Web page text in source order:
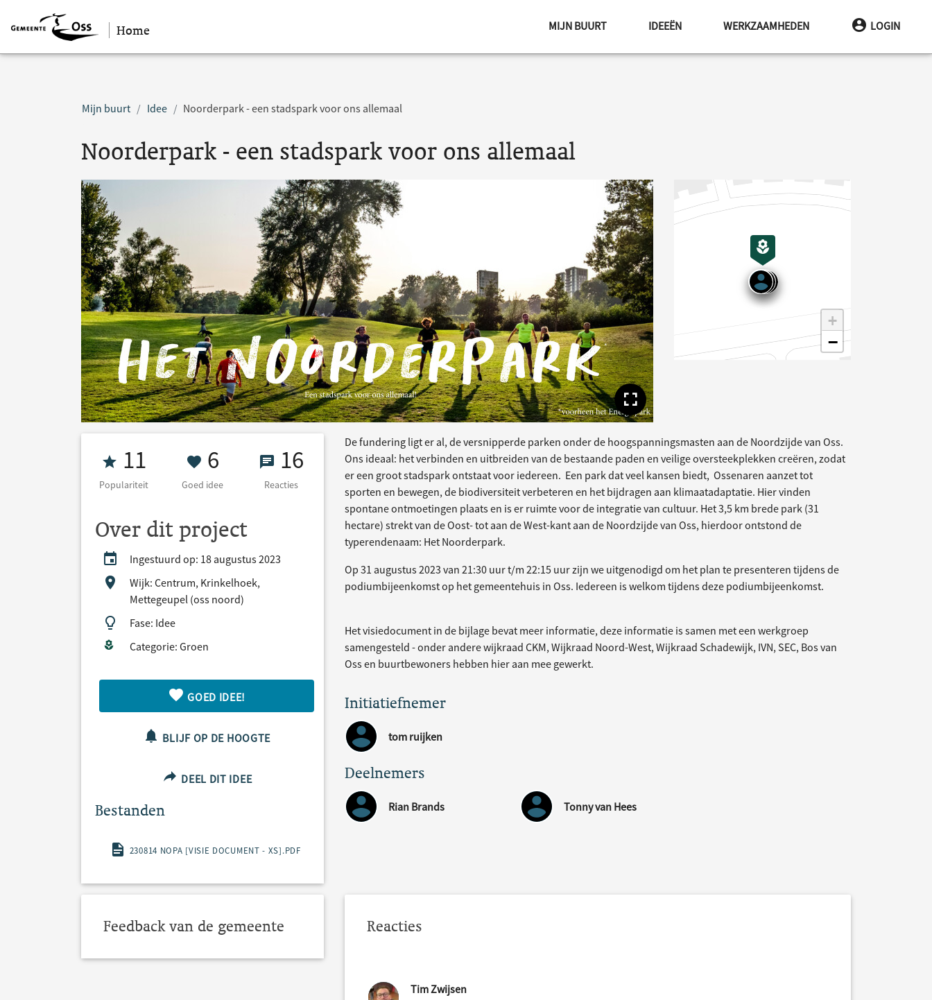
Sla navigatie over Home MIJN BUURT IDEEËN WERKZAAMHEDEN LOGIN
Mijn buurt Idee Noorderpark - een stadspark voor ons allemaal
Noorderpark - een stadspark voor ons allemaal
Toon volledige afbeelding
+
−
Populariteit 11
11
Populariteit
6 Goed idee
6
Goed idee
16 Reacties
16
Reacties
Over dit project
Ingestuurd op: 18 augustus 2023
Wijk: Centrum, Krinkelhoek,
Mettegeupel (oss noord)
Fase: Idee
Categorie: Groen
GOED IDEE!
BLIJF OP DE HOOGTE
DEEL DIT IDEE
Bestanden
230814 NOPA [VISIE DOCUMENT - XS].PDF
De fundering ligt er al, de versnipperde parken onder de hoogspanningsmasten aan de Noordzijde van Oss.
Ons ideaal: het verbinden en uitbreiden van de bestaande paden en veilige oversteekplekken creëren, zodat
er een groot stadspark ontstaat voor iedereen. Een park dat veel kansen biedt, Ossenaren aanzet tot
sporten en bewegen, de biodiversiteit verbeteren en het bijdragen aan klimaatadaptatie. Hier vinden
spontane ontmoetingen plaats en is er ruimte voor de integratie van cultuur. Het 3,5 km brede park (31
hectare) strekt van de Oost- tot aan de West-kant aan de Noordzijde van Oss, hierdoor ontstond de
typerendenaam: Het Noorderpark.
Op 31 augustus 2023 van 21:30 uur t/m 22:15 uur zijn we uitgenodigd om het plan te presenteren tijdens de
podiumbijeenkomst op het gemeentehuis in Oss. Iedereen is welkom tijdens deze podiumbijeenkomst.
Het visiedocument in de bijlage bevat meer informatie, deze informatie is samen met een werkgroep
samengesteld - onder andere wijkraad CKM, Wijkraad Noord-West, Wijkraad Schadewijk, IVN, SEC, Bos van
Oss en buurtbewoners hebben hier aan mee gewerkt.
Initiatiefnemer
tom ruijken
Deelnemers
Rian Brands Tonny van Hees
Feedback van de gemeente Reacties
Tim Zwijsen